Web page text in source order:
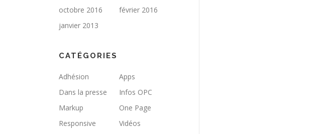
octobre 2016
février 2016
janvier 2013
CATÉGORIES
Adhésion
Apps
Dans la presse
Infos OPC
Markup
One Page
Responsive
Vidéos